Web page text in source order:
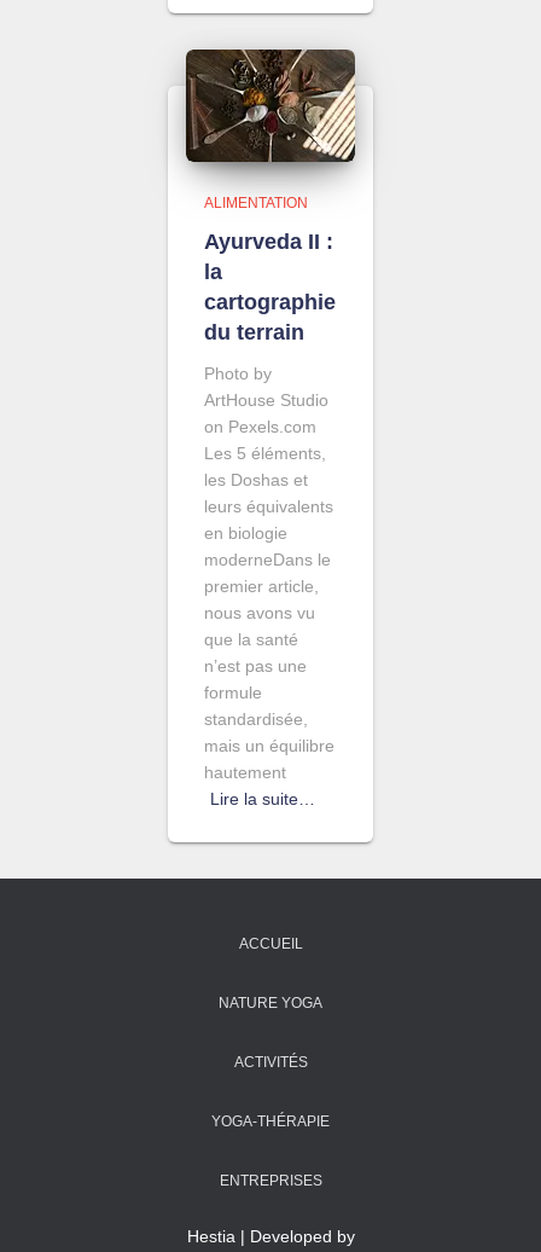
ALIMENTATION
Ayurveda II :
la
cartographie
du terrain
Photo by
ArtHouse Studio
on Pexels.com
Les 5 éléments,
les Doshas et
leurs équivalents
en biologie
moderneDans le
premier article,
nous avons vu
que la santé
n’est pas une
formule
standardisée,
mais un équilibre
hautement
Lire la suite…
ACCUEIL
NATURE YOGA
ACTIVITÉS
YOGA-THÉRAPIE
ENTREPRISES
Hestia | Developed by